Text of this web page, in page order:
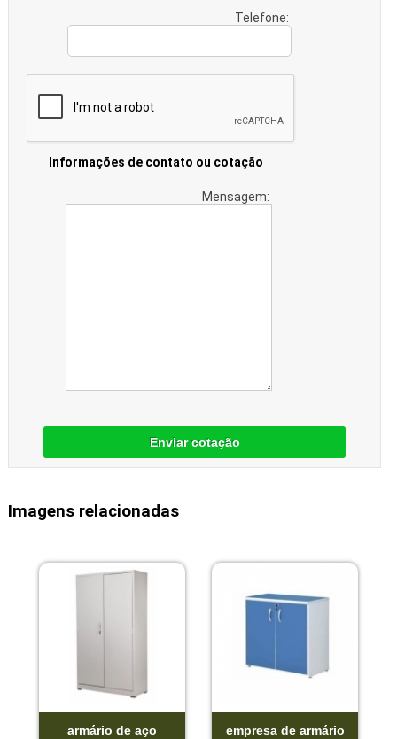
Telefone:
Informações de contato ou cotação
Mensagem:
Enviar cotação
Imagens relacionadas
armário de aço
empresa de armário